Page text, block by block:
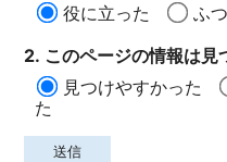
役に立った
ふ
2. このページの情報は見
見つけやすかった
た